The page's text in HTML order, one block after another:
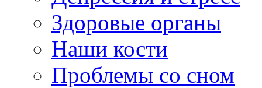
Здоровые органы
Наши кости
Проблемы со сном